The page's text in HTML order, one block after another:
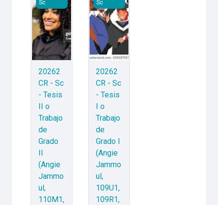
Sc
20262
CR - Sc
- Tesis
II o
Trabajo
de
Grado
(Angie
Jammo
ul,
110M1,
Sc
20262
CR - Sc
- Tesis
I o
Trabajo
de
Grado I
(Angie
Jammo
ul,
109U1,
109R1,